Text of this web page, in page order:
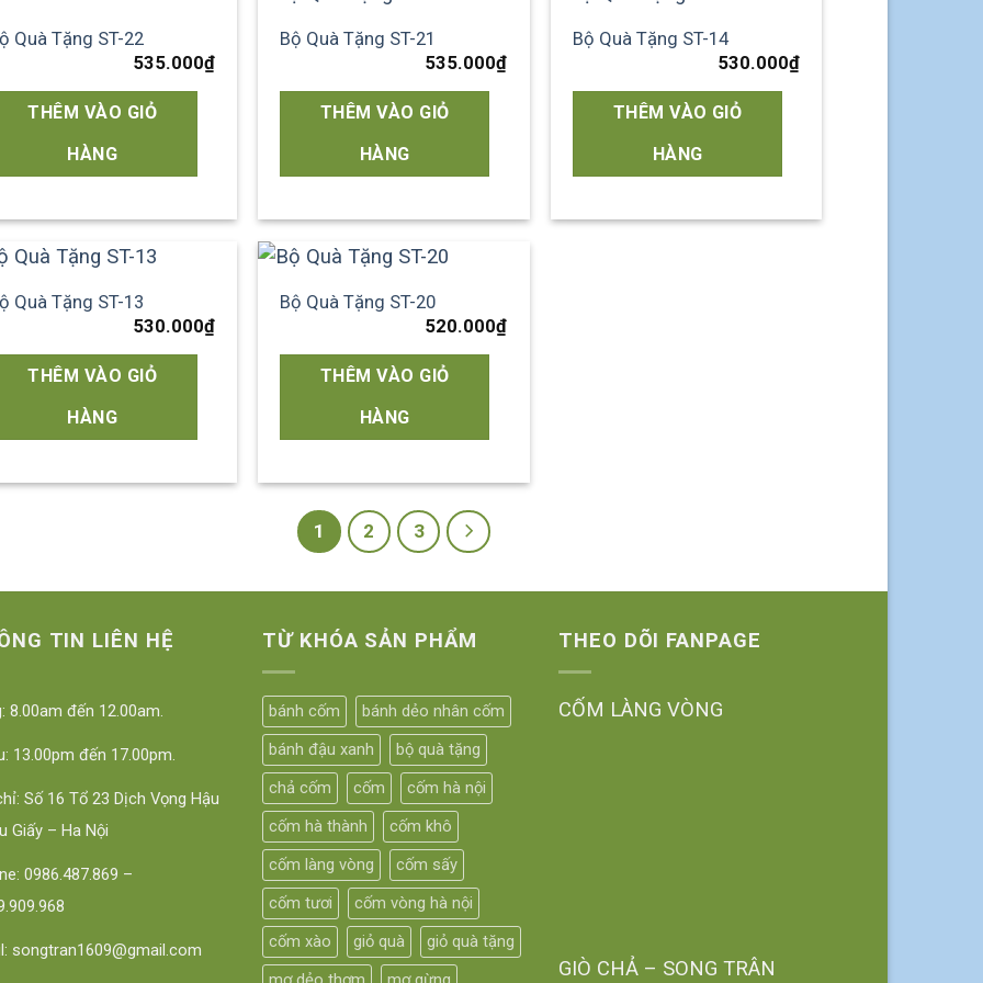
wishlist
Quà Tặng ST-22
535.000₫
THÊM VÀO GIỎ
HÀNG
wishlist
Bộ Quà Tặng ST-21
535.000₫
THÊM VÀO GIỎ
HÀNG
wishlist
Bộ Quà Tặng ST-14
530.000₫
THÊM VÀO GIỎ
HÀNG
wishlist
Quà Tặng ST-13
530.000₫
THÊM VÀO GIỎ
HÀNG
wishlist
Bộ Quà Tặng ST-20
520.000₫
THÊM VÀO GIỎ
HÀNG
1 2 3
TIN LIÊN HỆ
8.00am đến 12.00am.
13.00pm đến 17.00pm.
Số 16 Tổ 23 Dịch Vọng Hậu
Giấy – Ha Nội
0986.487.869 –
songtran1609@gmail.com
TỪ KHÓA SẢN PHẨM
bánh cốm
bánh dẻo nhân cốm
bánh đậu xanh
bộ quà tặng
chả cốm
cốm
cốm hà nội
cốm hà thành
cốm khô
cốm làng vòng
cốm sấy
cốm tươi
cốm vòng hà nội
cốm xào
giỏ quà
giỏ quà tặng
THEO DÕI FANPAGE
CỐM LÀNG VÒNG
GIÒ CHẢ – SONG TRÂN